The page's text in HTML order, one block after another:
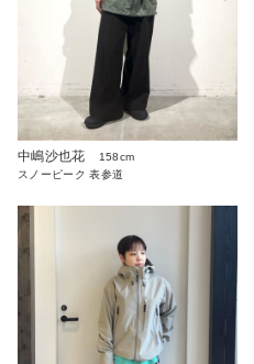
中嶋沙也花
158cm
スノーピーク 表参道